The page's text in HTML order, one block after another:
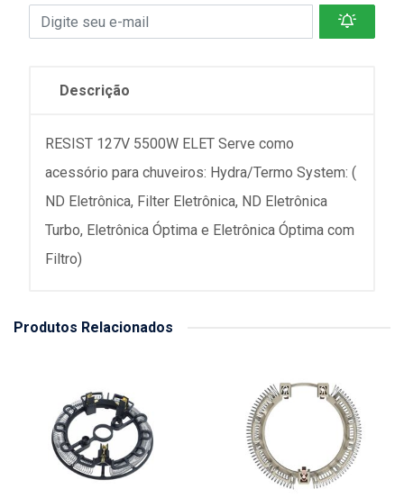
Descrição
RESIST 127V 5500W ELET Serve como
acessório para chuveiros: Hydra/Termo System: (
ND Eletrônica, Filter Eletrônica, ND Eletrônica
Turbo, Eletrônica Óptima e Eletrônica Óptima com
Filtro)
Produtos Relacionados